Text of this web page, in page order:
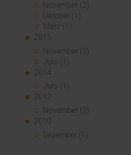
November (2)
Oktober (1)
März (1)
2015
November (3)
Juni (1)
2014
Juni (1)
2012
November (2)
2010
Dezember (1)